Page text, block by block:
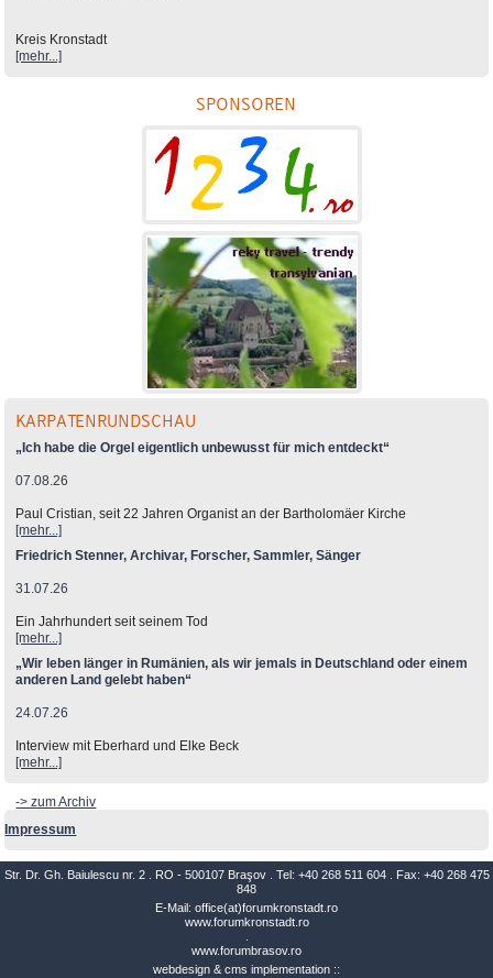
Kreis Kronstadt
[mehr...]
SPONSOREN
KARPATENRUNDSCHAU
„Ich habe die Orgel eigentlich unbewusst für mich entdeckt“
07.08.26
Paul Cristian, seit 22 Jahren Organist an der Bartholomäer Kirche
[mehr...]
Friedrich Stenner, Archivar, Forscher, Sammler, Sänger
31.07.26
Ein Jahrhundert seit seinem Tod
[mehr...]
„Wir leben länger in Rumänien, als wir jemals in Deutschland oder einem
anderen Land gelebt haben“
24.07.26
Interview mit Eberhard und Elke Beck
[mehr...]
-> zum Archiv
Impressum
Str. Dr. Gh. Baiulescu nr. 2 . RO - 500107 Braşov . Tel: +40 268 511 604 . Fax: +40 268 475
848
E-Mail: office(at)forumkronstadt.ro
www.forumkronstadt.ro
www.forumbrasov.ro
webdesign & cms implementation ::